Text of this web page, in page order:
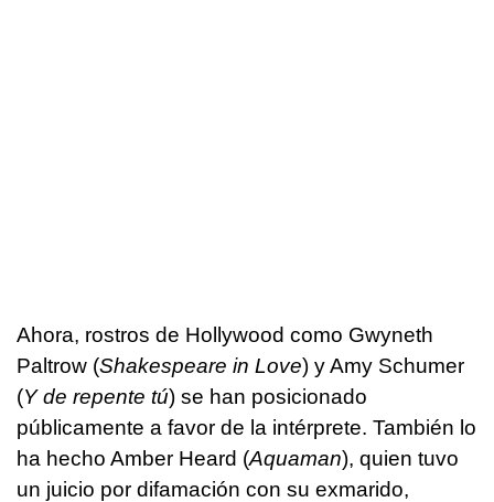
Ahora, rostros de Hollywood como Gwyneth
Paltrow (Shakespeare in Love) y Amy Schumer
(Y de repente tú) se han posicionado
públicamente a favor de la intérprete. También lo
ha hecho Amber Heard (Aquaman), quien tuvo
un juicio por difamación con su exmarido,